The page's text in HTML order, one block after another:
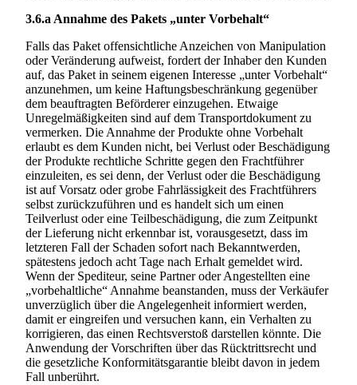
3.6.a Annahme des Pakets „unter Vorbehalt“
Falls das Paket offensichtliche Anzeichen von Manipulation
oder Veränderung aufweist, fordert der Inhaber den Kunden
auf, das Paket in seinem eigenen Interesse „unter Vorbehalt“
anzunehmen, um keine Haftungsbeschränkung gegenüber
dem beauftragten Beförderer einzugehen. Etwaige
Unregelmäßigkeiten sind auf dem Transportdokument zu
vermerken. Die Annahme der Produkte ohne Vorbehalt
erlaubt es dem Kunden nicht, bei Verlust oder Beschädigung
der Produkte rechtliche Schritte gegen den Frachtführer
einzuleiten, es sei denn, der Verlust oder die Beschädigung
ist auf Vorsatz oder grobe Fahrlässigkeit des Frachtführers
selbst zurückzuführen und es handelt sich um einen
Teilverlust oder eine Teilbeschädigung, die zum Zeitpunkt
der Lieferung nicht erkennbar ist, vorausgesetzt, dass im
letzteren Fall der Schaden sofort nach Bekanntwerden,
spätestens jedoch acht Tage nach Erhalt gemeldet wird.
Wenn der Spediteur, seine Partner oder Angestellten eine
„vorbehaltliche“ Annahme beanstanden, muss der Verkäufer
unverzüglich über die Angelegenheit informiert werden,
damit er eingreifen und versuchen kann, ein Verhalten zu
korrigieren, das einen Rechtsverstoß darstellen könnte. Die
Anwendung der Vorschriften über das Rücktrittsrecht und
die gesetzliche Konformitätsgarantie bleibt davon in jedem
Fall unberührt.